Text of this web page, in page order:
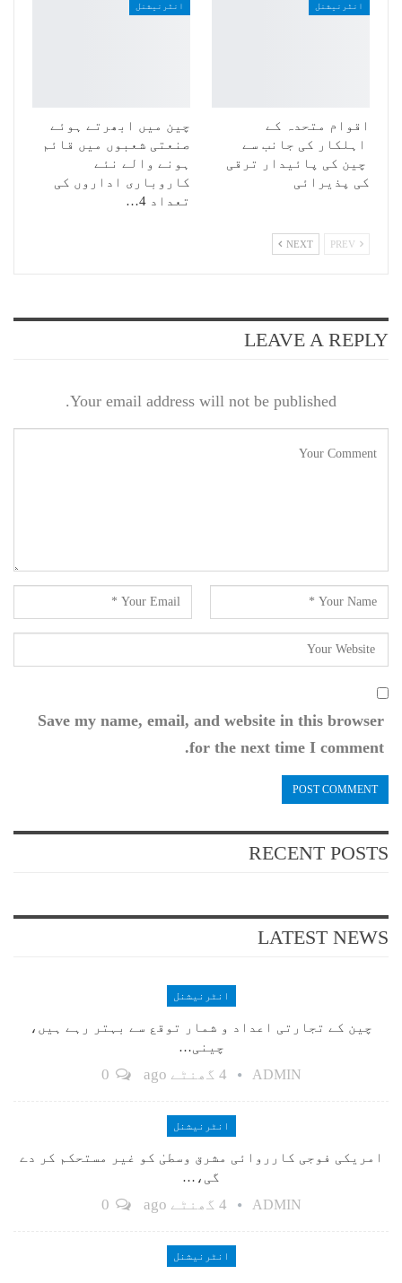
انٹرنیشنل
اقوام متحدہ کے
اہلکار کی جانب سے
چین کی پائیدار ترقی
کی پذیرائی
انٹرنیشنل
چین میں ابھرتے ہوئے
صنعتی شعبوں میں قائم
ہونے والے نئے
کاروباری اداروں کی
تعداد 4…
NEXT
LEAVE A REPLY
Your email address will not be published.
Save my name, email, and website in this browser
for the next time I comment.
RECENT POSTS
LATEST NEWS
انٹرنیشنل
چین کے تجارتی اعداد و شمار توقع سے بہتر رہے ہیں،
چینی…
ADMIN 4 گھنٹے ago
انٹرنیشنل
امریکی فوجی کارروائی مشرق وسطیٰ کو غیر مستحکم کر دے
گی،…
ADMIN 4 گھنٹے ago
انٹرنیشنل